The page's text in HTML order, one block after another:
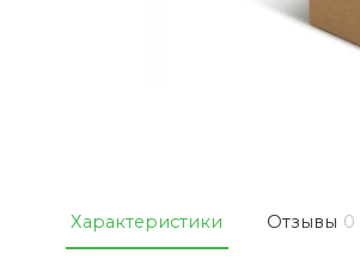
Характеристики Отзывы 0